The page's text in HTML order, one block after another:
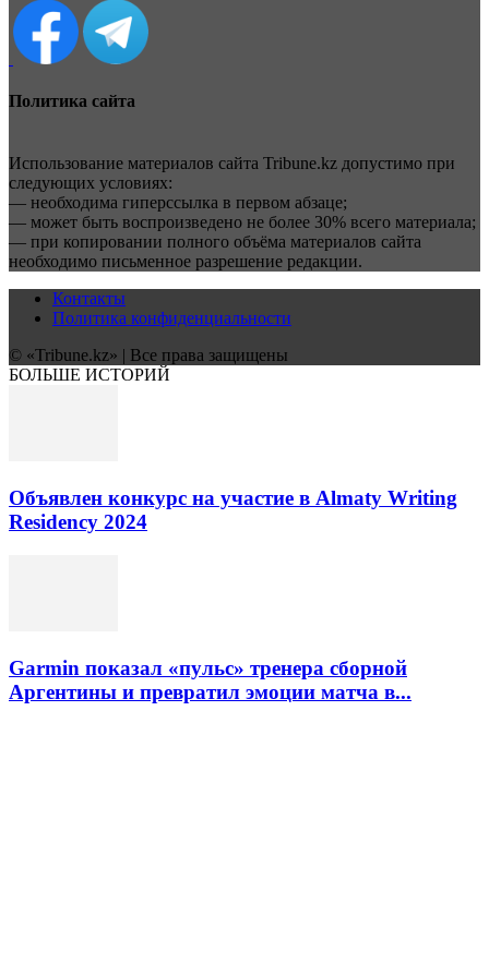
Политика сайта
Использование материалов сайта Tribune.kz допустимо при
следующих условиях:
— необходима гиперссылка в первом абзаце;
— может быть воспроизведено не более 30% всего материала;
— при копировании полного объёма материалов сайта
необходимо письменное разрешение редакции.
Контакты
Политика конфиденциальности
© «Tribune.kz» | Все права защищены
БОЛЬШЕ ИСТОРИЙ
Объявлен конкурс на участие в Almaty Writing
Residency 2024
Garmin показал «пульс» тренера сборной
Аргентины и превратил эмоции матча в...